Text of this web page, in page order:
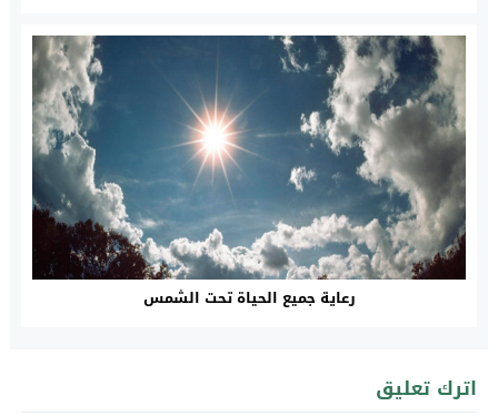
رعاية جميع الحياة تحت الشمس
اترك تعليق